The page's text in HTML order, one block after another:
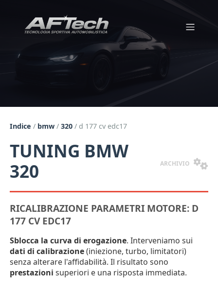
Indice / bmw / 320 / d 177 cv edc17
TUNING BMW
320
ARCHIVIO
RICALIBRAZIONE PARAMETRI MOTORE: D
177 CV EDC17
Sblocca la curva di erogazione. Interveniamo sui
dati di calibrazione(iniezione, turbo, limitatori)
senza alterare l'affidabilità. Il risultato sono
prestazioni superiori e una risposta immediata.